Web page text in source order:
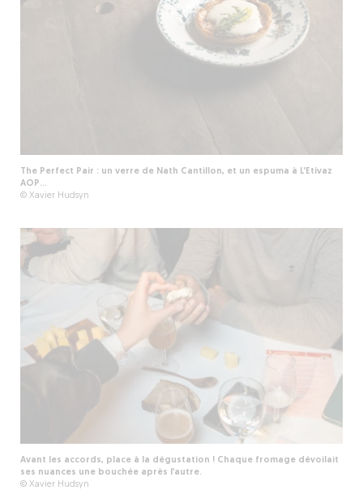
The Perfect Pair : un verre de Nath Cantillon, et un espuma à L’Etivaz
AOP…
© Xavier Hudsyn
Avant les accords, place à la dégustation ! Chaque fromage dévoilait
ses nuances une bouchée après l’autre.
© Xavier Hudsyn